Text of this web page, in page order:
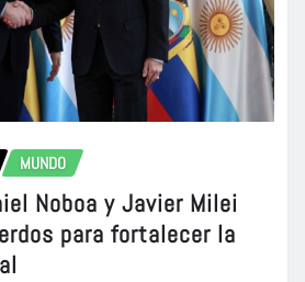
MUNDO
Noboa y Javier Milei
para fortalecer la